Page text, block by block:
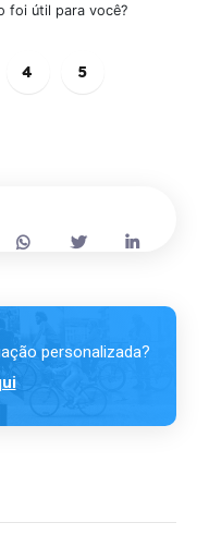
foi útil para você?
4 5
personalizada?